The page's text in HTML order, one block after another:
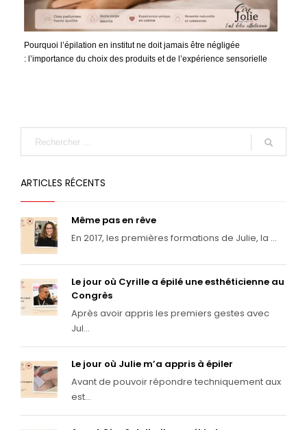
Pourquoi l’épilation en institut ne doit jamais être négligée
: l’importance du choix des produits et de l’expérience sensorielle
ARTICLES RÉCENTS
Même pas en rêve
En 2017, les premières formations de Julie, la ...
Le jour où Cyrille a épilé une esthéticienne au
Congrès
Après avoir appris les premiers gestes avec
Jul...
Le jour où Julie m’a appris à épiler
Avant de pouvoir répondre techniquement aux
est...